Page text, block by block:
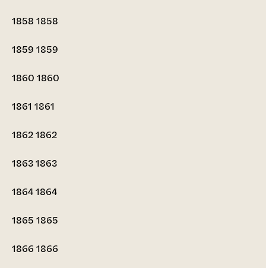
1858 1858
1859 1859
1860 1860
1861 1861
18621862
18631863
18641864
1865 1865
1866 1866